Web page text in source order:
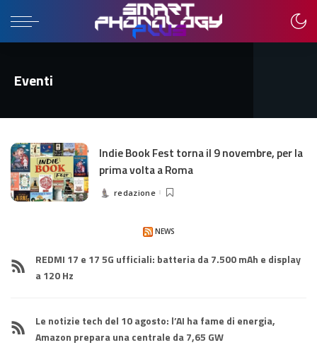
Eventi
Indie Book Fest torna il 9 novembre, per la
prima volta a Roma
Postedredazione
NEWS
REDMI 17 e 17 5G ufficiali: batteria da 7.500 mAh e display
a 120 Hz
Le notizie tech del 10 agosto: l’AI ha fame di energia,
Amazon prepara una centrale da 7,65 GW